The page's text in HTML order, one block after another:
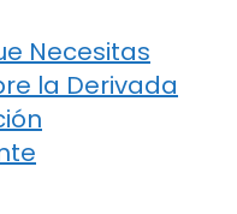
Necesitas
la Derivada